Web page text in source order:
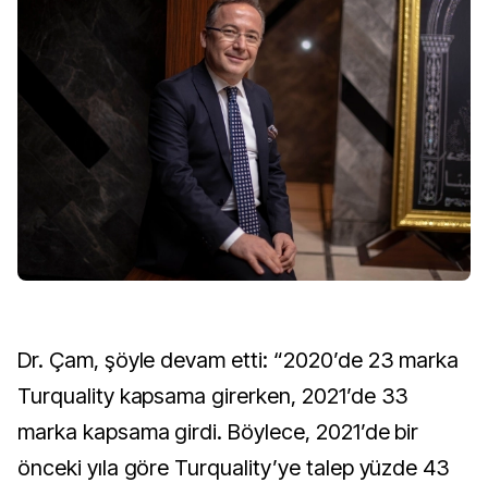
Dr. Çam, şöyle devam etti: “2020’de 23 marka
Turquality kapsama girerken, 2021’de 33
marka kapsama girdi. Böylece, 2021’de bir
önceki yıla göre Turquality’ye talep yüzde 43